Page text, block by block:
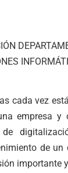
cada vez
empresa y
de
de un
importante